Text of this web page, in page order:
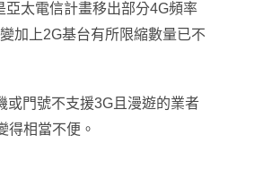
亞太電信計畫移出部分4G頻率
加上2G基台有所限縮數量已不
或門號不支援3G且漫遊的業者
得相當不便 。